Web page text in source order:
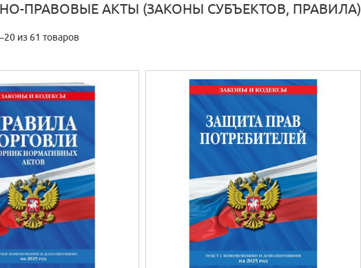
ПРАВОВЫЕ АКТЫ (ЗАКОНЫ СУБЪЕКТОВ, ПРАВИЛА)
из 61 товаров